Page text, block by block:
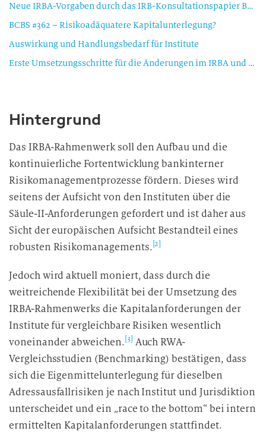
Neue IRBA-Vorgaben durch das IRB-Konsultationspapier BCBS #362
BCBS #362 – Risikoadäquatere Kapitalunterlegung?
Auswirkung und Handlungsbedarf für Institute
Erste Umsetzungsschritte für die Änderungen im IRBA und Ausblick
Hintergrund
Das IRBA-Rahmenwerk soll den Aufbau und die
kontinuierliche Fortentwicklung bankinterner
Risikomanagementprozesse fördern. Dieses wird
seitens der Aufsicht von den Instituten über die
Säule-II-Anforderungen gefordert und ist daher aus
Sicht der europäischen Aufsicht Bestandteil eines
robusten Risikomanagements. [2]
Jedoch wird aktuell moniert, dass durch die
weitreichende Flexibilität bei der Umsetzung des
IRBA-Rahmenwerks die Kapitalanforderungen der
Institute für vergleichbare Risiken wesentlich
voneinander abweichen. [3] Auch RWA-
Vergleichsstudien (Benchmarking) bestätigen, dass
sich die Eigenmittelunterlegung für dieselben
Adressausfallrisiken je nach Institut und Jurisdiktion
unterscheidet und ein „race to the bottom“ bei intern
ermittelten Kapitalanforderungen stattfindet.